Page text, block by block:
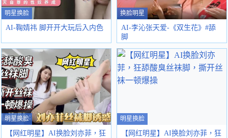
明星换脸
AI-鞠婧祎 脚开开大玩后入内色
换脸明星
AI-李沁张天爱-《双生花》#舔
脚
明星换脸
【网红明星】AI换脸刘亦菲，狂
明星换脸
【网红明星】AI换脸刘亦菲，狂